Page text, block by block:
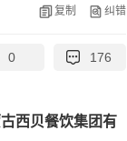
复制 纠错
0 176
西贝餐饮集团有